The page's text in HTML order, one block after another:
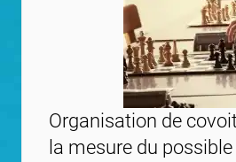
Organisation de
la mesure du